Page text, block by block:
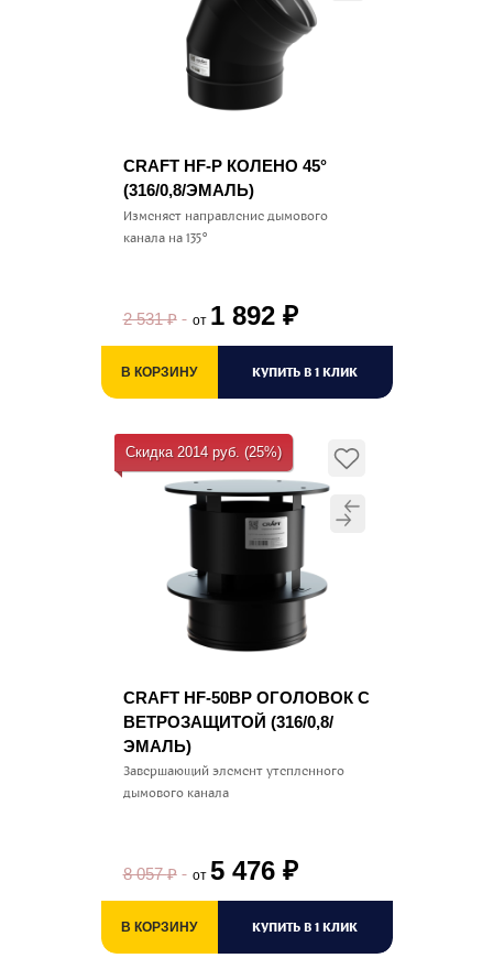
CRAFT HF-P КОЛЕНО 45°
(316/0,8/ЭМАЛЬ)
Изменяет направление дымового
канала на 135°
2 531₽ от 1 892 ₽
В КОРЗИНУ КУПИТЬ В 1 КЛИК
Скидка 2014 руб. (25%)
CRAFT HF-50BP ОГОЛОВОК С
ВЕТРОЗАЩИТОЙ (316/0,8/
ЭМАЛЬ)
Завершающий элемент утепленного
дымового канала
8 057₽ от 5 476 ₽
В КОРЗИНУ КУПИТЬ В 1 КЛИК